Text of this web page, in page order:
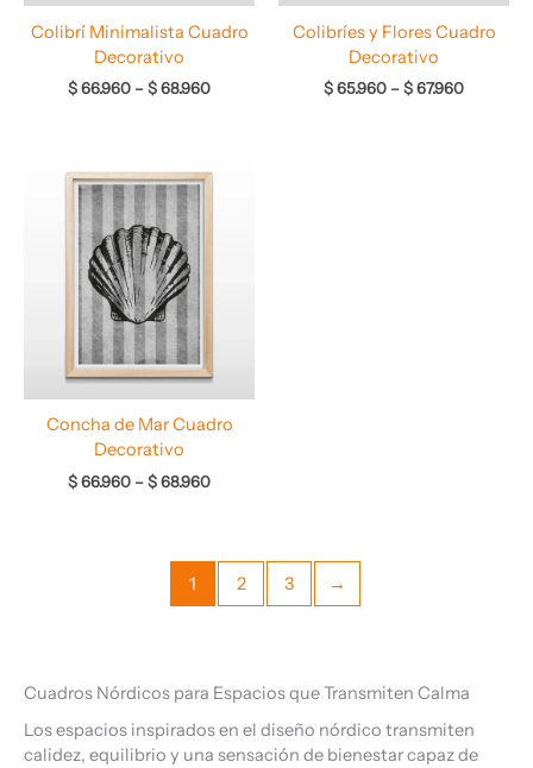
Colibrí Minimalista Cuadro
Decorativo
$66.960 –$68.960
Colibríes y Flores Cuadro
Decorativo
$65.960 –$67.960
Concha de Mar Cuadro
Decorativo
$66.960 –$68.960
de
1 2 3 →
Cuadros Nórdicos para Espacios que Transmiten Calma
Los espacios inspirados en el diseño nórdico transmiten
calidez, equilibrio y una sensación de bienestar capaz de